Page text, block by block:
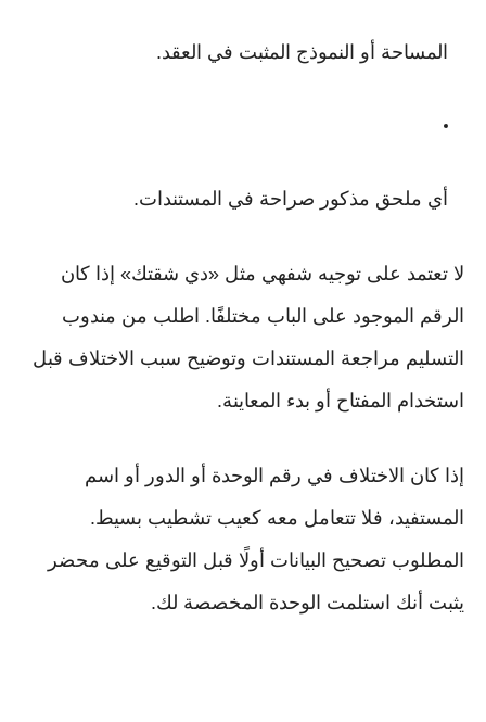
المساحة أو النموذج المثبت في العقد.
أي ملحق مذكور صراحة في المستندات.
لا تعتمد على توجيه شفهي مثل «دي شقتك» إذا كان
الرقم الموجود على الباب مختلفًا. اطلب من مندوب
التسليم مراجعة المستندات وتوضيح سبب الاختلاف قبل
استخدام المفتاح أو بدء المعاينة.
إذا كان الاختلاف في رقم الوحدة أو الدور أو اسم
المستفيد، فلا تتعامل معه كعيب تشطيب بسيط.
المطلوب تصحيح البيانات أولًا قبل التوقيع على محضر
يثبت أنك استلمت الوحدة المخصصة لك.